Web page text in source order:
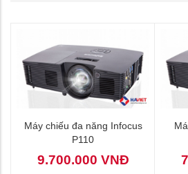
Máy chiếu đa năng Infocus
P110
9.700.000 VNĐ